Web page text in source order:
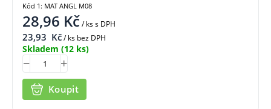
28,96 Kč/ kss DPH
23,93 Kč/ ks bez DPH
Skladem (12 ks)
Koupit
Kód 1: MAT ANGL M08